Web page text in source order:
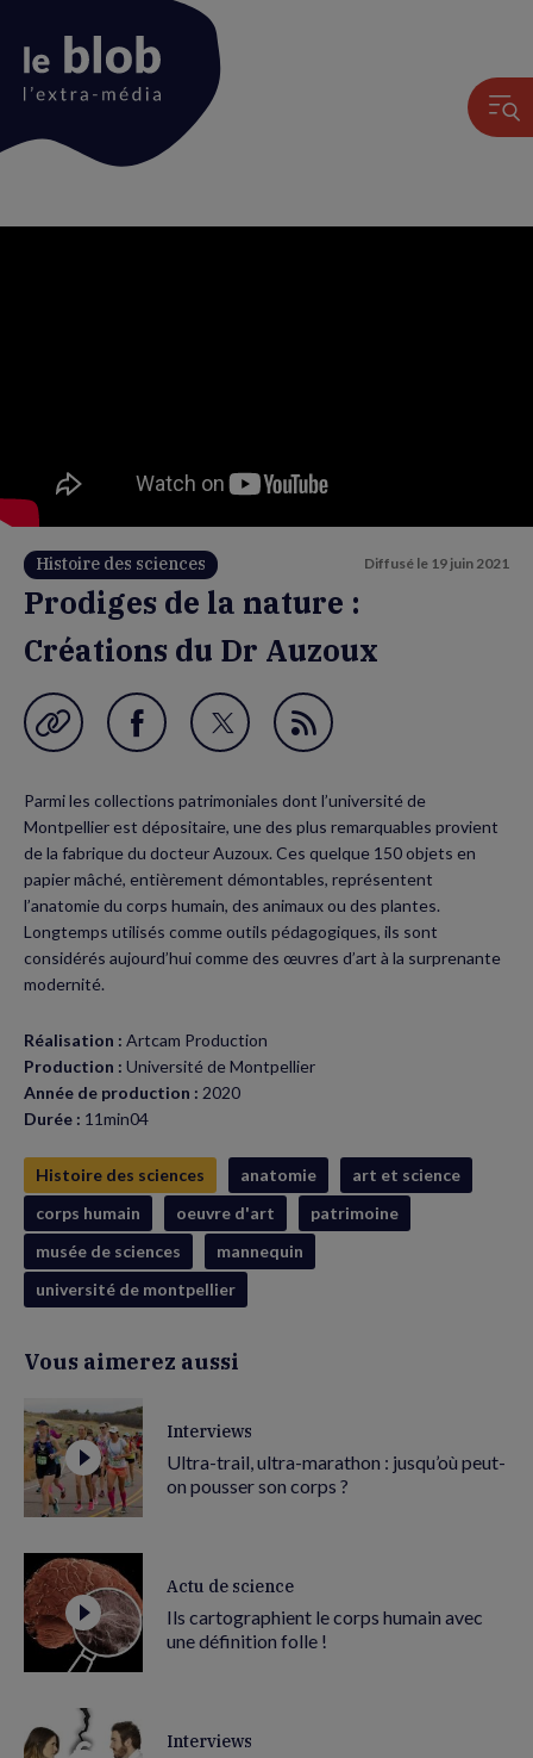
Histoire des sciences Diffusé le 19 juin 2021
Prodiges de la nature :
Créations du Dr Auzoux
Garder en favori
Partager
Facebook
(nouvelle
fenêtre)
Partager
Twitter
(nouvelle
fenêtre)
Flux
Parmi les collections patrimoniales dont l’université de
Montpellier est dépositaire, une des plus remarquables provient
de la fabrique du docteur Auzoux. Ces quelque 150 objets en
papier mâché, entièrement démontables, représentent
l’anatomie du corps humain, des animaux ou des plantes.
Longtemps utilisés comme outils pédagogiques, ils sont
considérés aujourd’hui comme des œuvres d’art à la surprenante
modernité.
Réalisation : Artcam Production
Production : Université de Montpellier
Année de production : 2020
Durée : 11min04
Histoire des sciences anatomie
art et science
corps humain
oeuvre d'art
patrimoine
musée de sciences
mannequin
université de montpellier
Vous aimerez aussi
Interviews
Ultra-trail, ultra-marathon : jusqu’où peut-
on pousser son corps ?
Actu de science
Ils cartographient le corps humain avec
une définition folle !
Interviews